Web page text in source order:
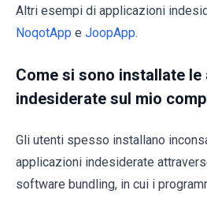
Altri esempi di applicazioni
NoqotApp e JoopApp.
Come si sono installate le
indesiderate sul mio
Gli utenti spesso installano
applicazioni indesiderate
software bundling, in cui i